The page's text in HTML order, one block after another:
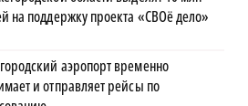
на поддержку проекта «СВОё дело»
аэропорт временно
и отправляет рейсы по